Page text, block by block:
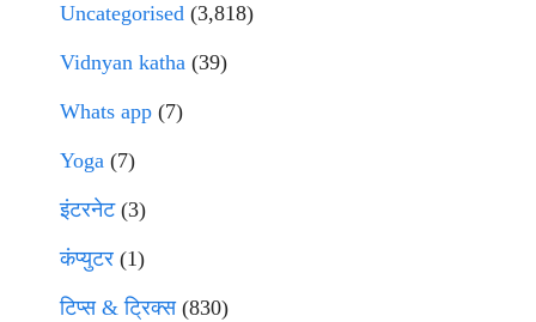
Uncategorised (3,818)
Vidnyan katha (39)
Whats app (7)
Yoga (7)
इंटरनेट(3)
कंप्युटर (1)
टिप्स & ट्रिक्स(830)